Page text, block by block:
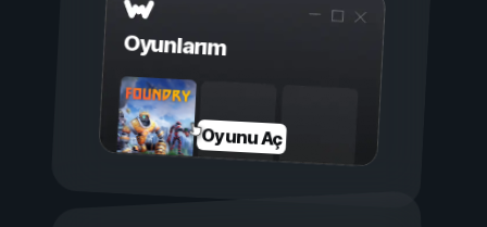
Oyunlarım
Oyunu Aç